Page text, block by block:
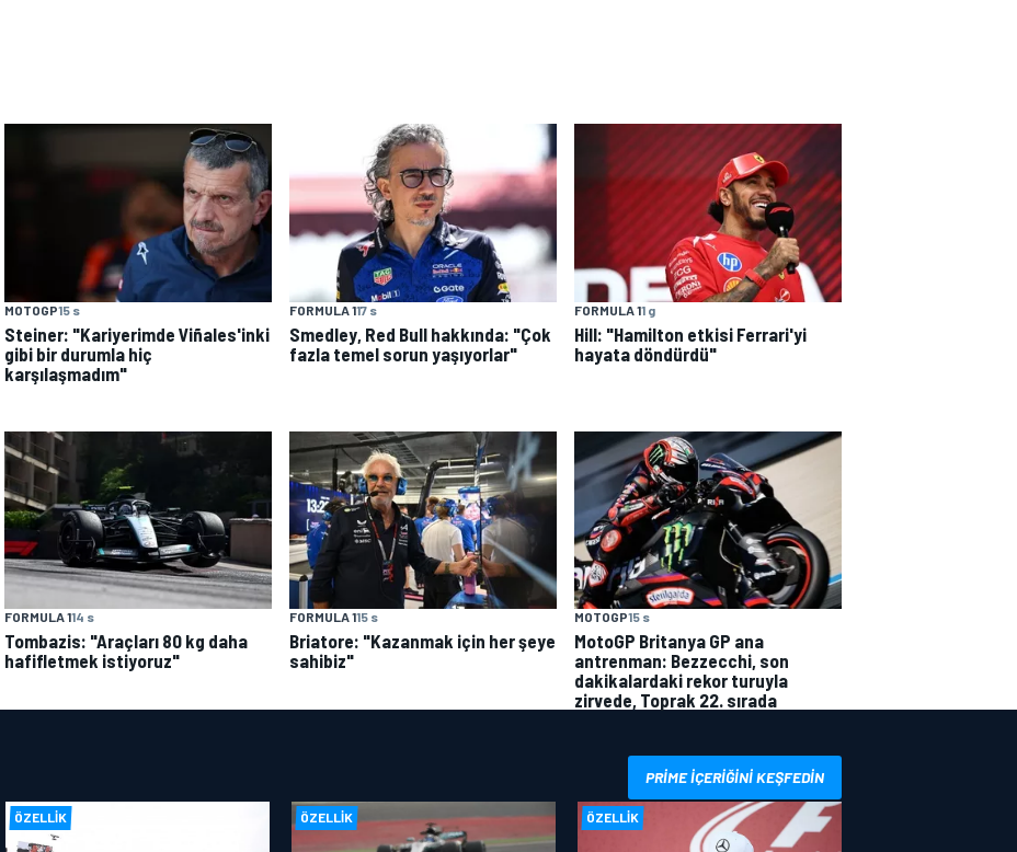
MOTOGP15 s
Steiner: "Kariyerimde Viñales'inki
gibi bir durumla hiç
karşılaşmadım"
FORMULA 117 s
Smedley, Red Bull hakkında: "Çok
fazla temel sorun yaşıyorlar"
FORMULA 11 g
Hill: "Hamilton etkisi Ferrari'yi
hayata döndürdü"
FORMULA 114 s
Tombazis: "Araçları 80 kg daha
hafifletmek istiyoruz"
FORMULA 115 s
Briatore: "Kazanmak için her şeye
sahibiz"
MOTOGP15 s
MotoGP Britanya GP ana
antrenman: Bezzecchi, son
dakikalardaki rekor turuyla
zirvede, Toprak 22. sırada
PRIME IÇERIĞINI KEŞFEDIN
ÖZELLIK ÖZELLIK ÖZELLIK